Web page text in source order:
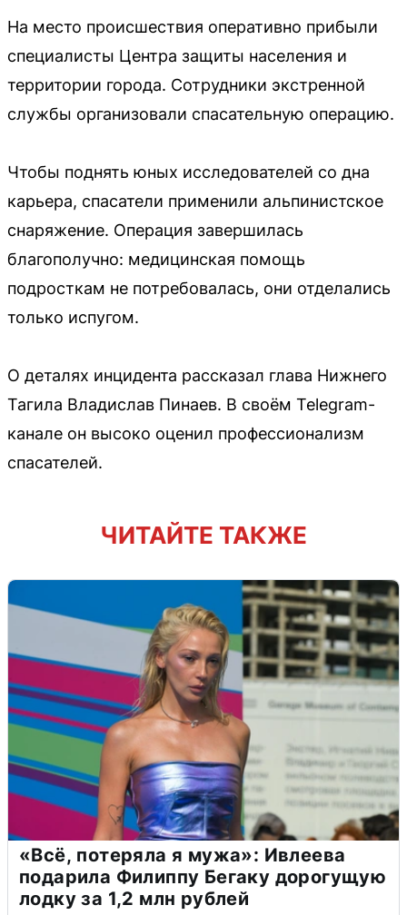
На место происшествия оперативно прибыли
специалисты Центра защиты населения и
территории города. Сотрудники экстренной
службы организовали спасательную операцию.
Чтобы поднять юных исследователей со дна
карьера, спасатели применили альпинистское
снаряжение. Операция завершилась
благополучно: медицинская помощь
подросткам не потребовалась, они отделались
только испугом.
О деталях инцидента рассказал глава Нижнего
Тагила Владислав Пинаев. В своём Telegram-
канале он высоко оценил профессионализм
спасателей.
ЧИТАЙТЕ ТАКЖЕ
«Всё, потеряла я мужа»: Ивлеева
подарила Филиппу Бегаку дорогущую
лодку за 1,2 млн рублей